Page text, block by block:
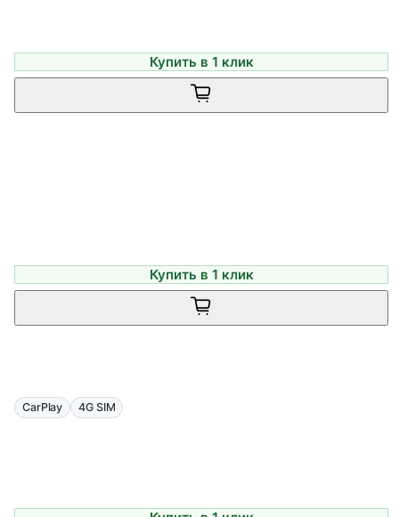
Купить в 1 клик
Купить в 1 клик
CarPlay 4G SIM